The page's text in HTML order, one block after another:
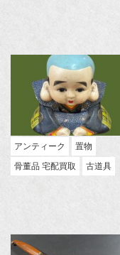
アンティーク
置物
骨董品 宅配買取
古道具